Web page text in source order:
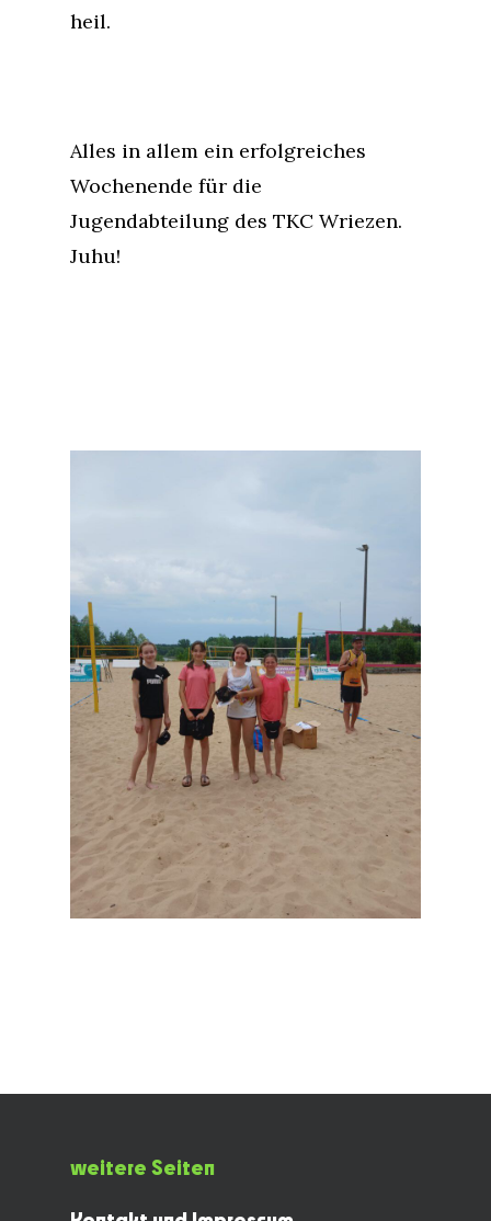
heil.
Alles in allem ein erfolgreiches
Wochenende für die
Jugendabteilung des TKC Wriezen.
Juhu!
weitere Seiten